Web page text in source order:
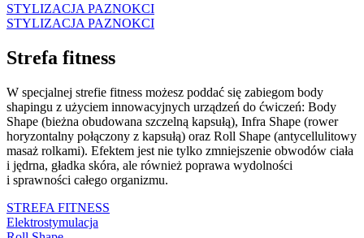
STYLIZACJA PAZNOKCI
STYLIZACJA PAZNOKCI
Strefa fitness
W specjalnej strefie fitness możesz poddać się zabiegom body
shapingu z użyciem innowacyjnych urządzeń do ćwiczeń: Body
Shape (bieżna obudowana szczelną kapsułą), Infra Shape (rower
horyzontalny połączony z kapsułą) oraz Roll Shape (antycellulitowy
masaż rolkami). Efektem jest nie tylko zmniejszenie obwodów ciała
i jędrna, gładka skóra, ale również poprawa wydolności
i sprawności całego organizmu.
STREFA FITNESS
Elektrostymulacja